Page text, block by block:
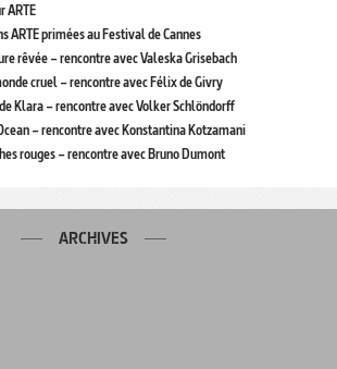
ARTE
ARTE primées au Festival de Cannes
rêvée – rencontre avec Valeska Grisebach
cruel – rencontre avec Félix de Givry
Klara – rencontre avec Volker Schlöndorff
– rencontre avec Konstantina Kotzamani
rouges – rencontre avec Bruno Dumont
ARCHIVES